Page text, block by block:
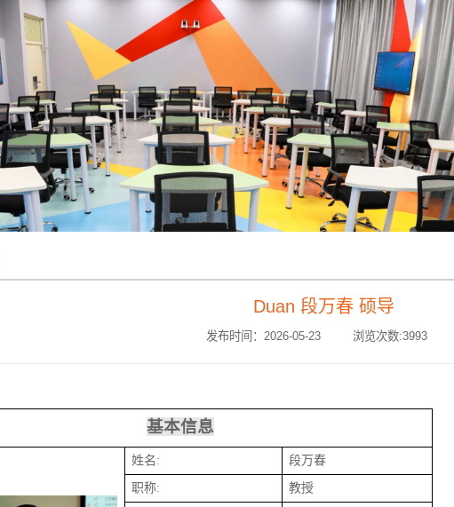
Duan 段万春 硕导
发布时间：2026-05-23 浏览次数:3993
基本信息
姓名: 段万春
职称: 教授